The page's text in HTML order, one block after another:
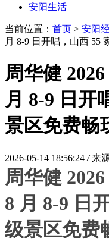
安阳生活
当前位置： 首页 > 安阳
月 8-9 日开唱，山西 55
周华健
月 8-9 日开
景区免费畅
2026-05-14 18:56:24 / 来
周华健
8 月 8-9 日
级景区免费